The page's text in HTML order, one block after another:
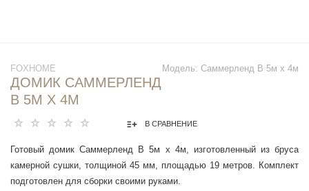
Модель: Саммерленд В 5м х 4м
FOXHOME
ДОМИК САММЕРЛЕНД
В 5М Х 4М
В СРАВНЕНИЕ
Готовый домик Саммерленд В 5м х 4м, изготовленный из бруса
камерной сушки, толщиной 45 мм, площадью 19 метров. Комплект
подготовлен для сборки своими руками.